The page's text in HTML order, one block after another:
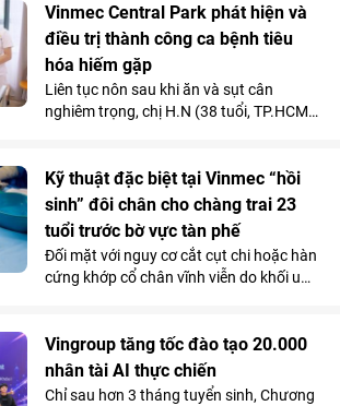
lựa chọn sáng giá hơn hẳn so với những
mẫu xe tay ga chạy xăng trên thị trường.
Vinmec Central Park phát hiện và
điều trị thành công ca bệnh tiêu
hóa hiếm gặp
Liên tục nôn sau khi ăn và sụt cân
nghiêm trọng, chị H.N (38 tuổi, TP.HCM)
căn bệnh tiêu hóa hiếm gặp chỉ chiếm
dưới 0,3% dân số.
Kỹ thuật đặc biệt tại Vinmec “hồi
sinh” đôi chân cho chàng trai 23
tuổi trước bờ vực tàn phế
Đối mặt với nguy cơ cắt cụt chi hoặc hàn
cứng khớp cổ chân vĩnh viễn do khối u
toàn bộ xương sên bằng vật liệu
Titanium in 3D tại Bệnh viện Đa khoa
Quốc tế Vinmec Times City.
Vingroup tăng tốc đào tạo 20.000
nhân tài AI thực chiến
Chỉ sau hơn 3 tháng tuyển sinh, Chương